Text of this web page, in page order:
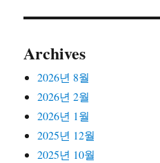
Archives
2026년 8월
2026년 2월
2026년 1월
2025년 12월
2025년 10월